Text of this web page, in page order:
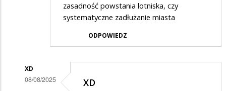
zasadność powstania lotniska, czy
systematyczne zadłużanie miasta
ODPOWIEDZ
XD
08/08/2025 XD